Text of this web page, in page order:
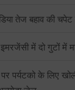
तेज बहाव की
में दो गुटों में
पर्यटको के लिए